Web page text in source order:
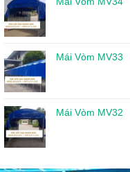
Mái Vòm MV33
Mái Vòm MV32